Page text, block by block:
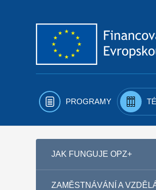
PROGRAMY
JAK FUNGUJE OPZ+
ZAMĚSTNÁVÁNÍ A